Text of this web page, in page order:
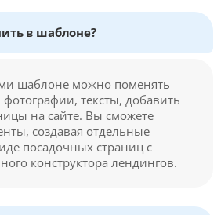
в шаблоне?
шаблоне можно поменять
тексты, добавить
на сайте. Вы сможете
создавая отдельные
посадочных страниц с
конструктора лендингов.